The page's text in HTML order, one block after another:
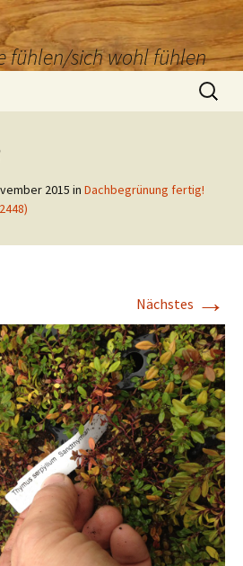
fühlen/sich wohl fühlen
Suchen
nach:
2015 in Dachbegrünung fertig!
Nächstes →